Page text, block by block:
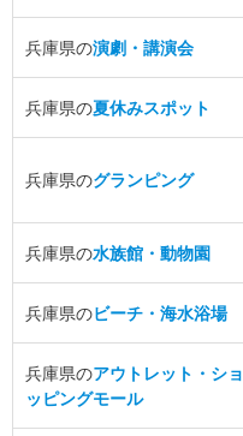
兵庫県の演劇・講演会
兵庫県の夏休みスポット
兵庫県のグランピング
兵庫県の水族館・動物園
兵庫県のビーチ・海水浴場
兵庫県のアウトレット・ショ
ッピングモール